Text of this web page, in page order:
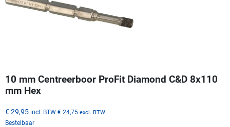
10 mm Centreerboor ProFit Diamond C&D 8x110
mm Hex
€ 29,95 incl. BTW € 24,75 excl. BTW
Bestelbaar